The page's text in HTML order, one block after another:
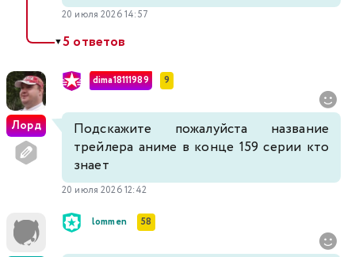
20 июля 2026 14:57
▼5 ответов
Лорд
dima18111989 9
Подскажите пожалуйста название
трейлера аниме в конце 159 серии кто
знает
20 июля 2026 12:42
lommen 58